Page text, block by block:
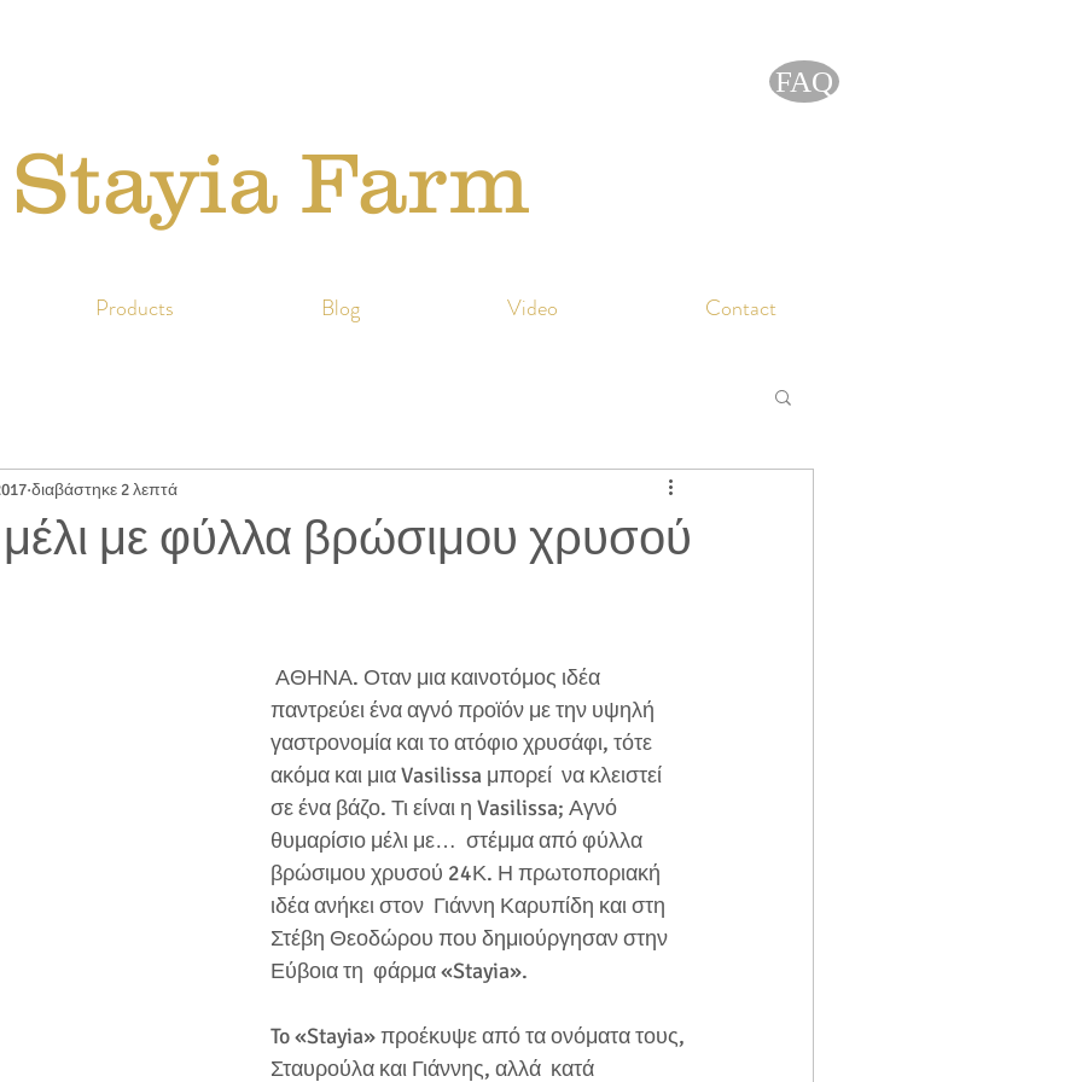
FAQ
Stayia Farm
Products Blog Video Contact
με φύλλα βρώσιμου χρυσού
διαβάστηκε 2 λεπτά
παντρεύει ένα αγνό προϊόν με την υψηλή
γαστρονομία και το ατόφιο χρυσάφι, τότε
ακόμα και μια Vasilissa μπορεί  να κλειστεί
σε ένα βάζο. Τι είναι η Vasilissa; Αγνό
θυμαρίσιο μέλι με…  στέμμα από φύλλα
βρώσιμου χρυσού 24Κ. Η πρωτοποριακή
ιδέα ανήκει στον  Γιάννη Καρυπίδη και στη
Στέβη Θεοδώρου που δημιούργησαν στην
Εύβοια τη  φάρμα «Stayia».
To «Stayia» προέκυψε από τα ονόματα τους,
Σταυρούλα και Γιάννης, αλλά  κατά